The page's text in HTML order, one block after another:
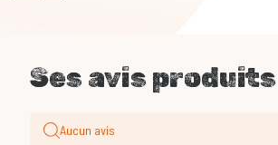
Ses avis produits
Aucun avis